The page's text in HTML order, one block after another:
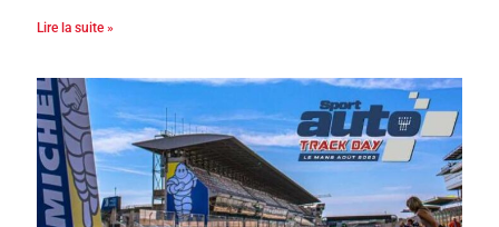
Lire la suite »